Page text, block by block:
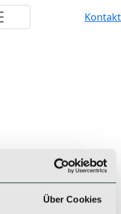
Über Cookies
Kontakt